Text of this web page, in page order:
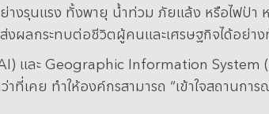
รุนแรง ทั้งพายุ น้ำท่วม ภัยแล้ง หรือไฟป่า
งผลกระทบต่อชีวิตผู้คนและเศรษฐกิจได้อย่า
และ Geographic Information
ที่เคย ทำให้องค์กรสามารถ “เข้าใจสถานก